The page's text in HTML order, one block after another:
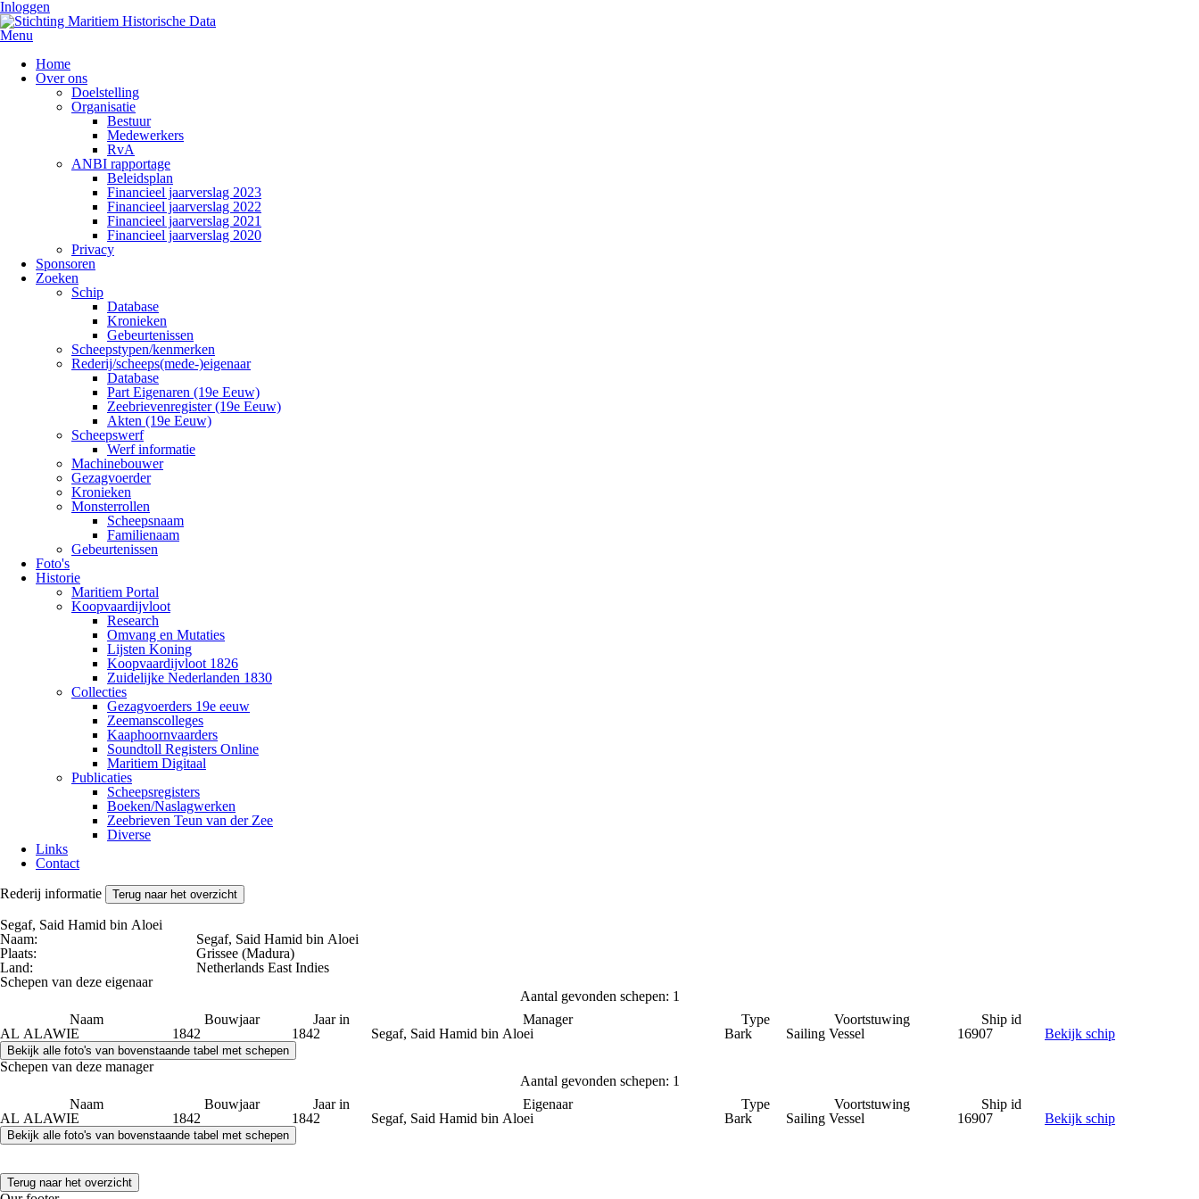
Inloggen
Menu
Home
Over ons
Doelstelling
Organisatie
Bestuur
Medewerkers
RvA
ANBI rapportage
Beleidsplan
Financieel jaarverslag 2023
Financieel jaarverslag 2022
Financieel jaarverslag 2021
Financieel jaarverslag 2020
Privacy
Sponsoren
Zoeken
Schip
Database
Kronieken
Gebeurtenissen
Scheepstypen/kenmerken
Rederij/scheeps(mede-)eigenaar
Database
Part Eigenaren (19e Eeuw)
Zeebrievenregister (19e Eeuw)
Akten (19e Eeuw)
Scheepswerf
Werf informatie
Machinebouwer
Gezagvoerder
Kronieken
Monsterrollen
Scheepsnaam
Familienaam
Gebeurtenissen
Foto's
Historie
Maritiem Portal
Koopvaardijvloot
Research
Omvang en Mutaties
Lijsten Koning
Koopvaardijvloot 1826
Zuidelijke Nederlanden 1830
Collecties
Gezagvoerders 19e eeuw
Zeemanscolleges
Kaaphoornvaarders
Soundtoll Registers Online
Maritiem Digitaal
Publicaties
Scheepsregisters
Boeken/Naslagwerken
Zeebrieven Teun van der Zee
Diverse
Links
Contact
Rederij informatie
Terug naar het overzicht
Segaf, Said Hamid bin Aloei
Naam:
Segaf, Said Hamid bin Aloei
Plaats:
Grissee (Madura)
Land:
Netherlands East Indies
Schepen van deze eigenaar
Aantal gevonden schepen: 1
Naam
Bouwjaar Jaar in Manager Type Voortstuwing
Ship id
AL ALAWIE
1842 1842 Segaf, Said Hamid bin Aloei Bark Sailing Vessel 16907 Bekijk schip
Schepen van deze manager
Aantal gevonden schepen: 1
Naam
Bouwjaar Jaar in Eigenaar Type Voortstuwing
Ship id
AL ALAWIE
1842 1842 Segaf, Said Hamid bin Aloei Bark Sailing Vessel 16907 Bekijk schip
Terug naar het overzicht